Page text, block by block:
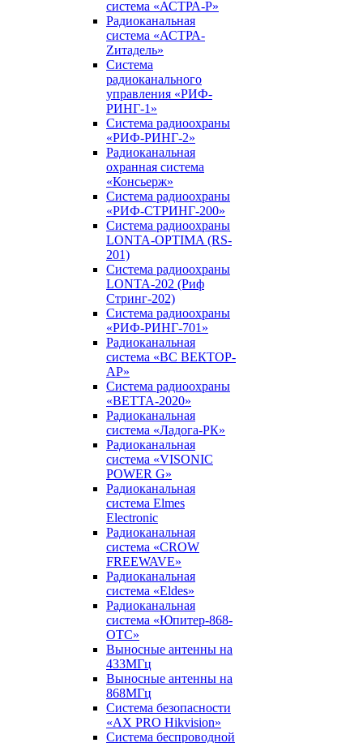
система «АСТРА-Р»
Радиоканальная
система «АСТРА-
Zитадель»
Система
радиоканального
управления «РИФ-
РИНГ-1»
Система радиоохраны
«РИФ-РИНГ-2»
Радиоканальная
охранная система
«Консьерж»
Система радиоохраны
«РИФ-СТРИНГ-200»
Система радиоохраны
LONTA-OPTIMA (RS-
201)
Система радиоохраны
LONTA-202 (Риф
Стринг-202)
Система радиоохраны
«РИФ-РИНГ-701»
Радиоканальная
система «ВС ВЕКТОР-
АР»
Система радиоохраны
«ВЕТТА-2020»
Радиоканальная
система «Ладога-РК»
Радиоканальная
система «VISONIC
POWER G»
Радиоканальная
система Elmes
Electronic
Радиоканальная
система «CROW
FREEWAVE»
Радиоканальная
система «Eldes»
Радиоканальная
система «Юпитер-868-
ОТС»
Выносные антенны на
433МГц
Выносные антенны на
868МГц
Система безопасности
«AX PRO Hikvision»
Система беспроводной